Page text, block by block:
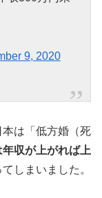
9, 2020
は「低方婚（死
年収が上がれば上
しまいました。